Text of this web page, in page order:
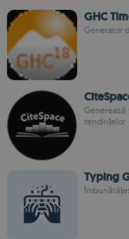
GHC
Generator
Generează
tendințelor
Typing